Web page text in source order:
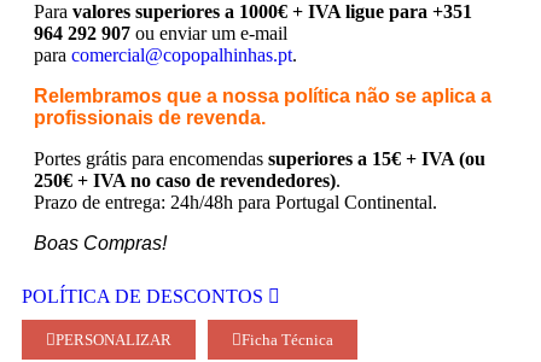
Para valores superiores a 1000€ + IVA ligue para +351
964 292 907 ou enviar um e-mail
para comercial@copopalhinhas.pt.
Relembramos que a nossa política não se aplica a
profissionais de revenda.
Portes grátis para encomendas superiores a 15€ + IVA (ou
250€ + IVA no caso de revendedores).
Prazo de entrega: 24h/48h para Portugal Continental.
Boas Compras!
POLÍTICA DE DESCONTOS
PERSONALIZAR Ficha Técnica